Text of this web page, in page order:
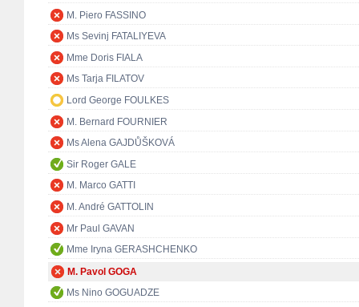
M. Piero FASSINO
Ms Sevinj FATALIYEVA
Mme Doris FIALA
Ms Tarja FILATOV
Lord George FOULKES
M. Bernard FOURNIER
Ms Alena GAJDŮŠKOVÁ
Sir Roger GALE
M. Marco GATTI
M. André GATTOLIN
Mr Paul GAVAN
Mme Iryna GERASHCHENKO
M. Pavol GOGA
Ms Nino GOGUADZE